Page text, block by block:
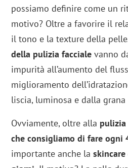
possiamo definire come un
motivo? Oltre a favorire il
il tono e la texture della
della pulizia facciale vanno
impurità all’aumento del
miglioramento
liscia, luminosa e dalla
Ovviamente, oltre alla pulizia
che consigliamo di fare ogni
importante anche la